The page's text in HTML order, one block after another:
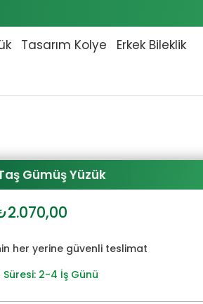
Tasarım Kolye
Erkek Bileklik
Gümüş Yüzük
2.070,00
fiyat:
₺2.070,00.
her yerine güvenli teslimat
2-4 İş Günü